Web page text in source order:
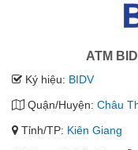
ATM
Ký hiệu: BIDV
Quận/Huyện: Châu
Tỉnh/TP: Kiên Giang